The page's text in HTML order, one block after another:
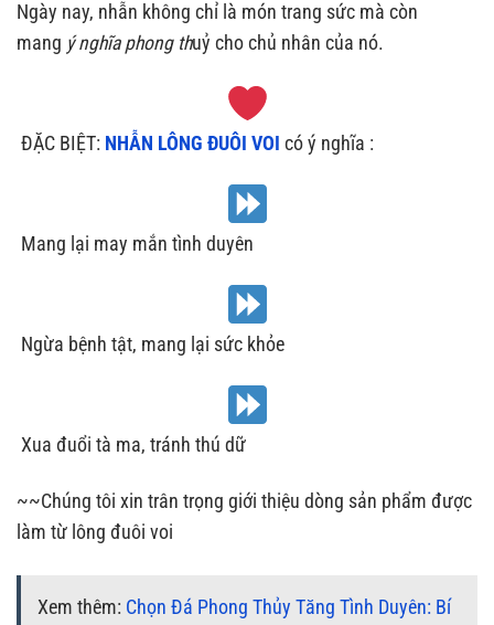
Ngày nay, nhẫn không chỉ là món trang sức mà còn
mang ý nghĩa phong thuỷ cho chủ nhân của nó.
ĐẶC BIỆT: NHẪN LÔNG ĐUÔI VOI có ý nghĩa :
Mang lại may mắn tình duyên
Ngừa bệnh tật, mang lại sức khỏe
Xua đuổi tà ma, tránh thú dữ
~~Chúng tôi xin trân trọng giới thiệu dòng sản phẩm được
làm từ lông đuôi voi
Xem thêm: Chọn Đá Phong Thủy Tăng Tình Duyên: Bí